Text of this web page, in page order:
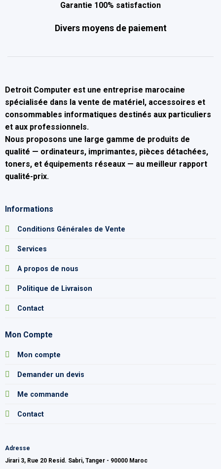
Garantie 100% satisfaction
Divers moyens de paiement
Detroit Computer est une entreprise marocaine
spécialisée dans la vente de matériel, accessoires et
consommables informatiques destinés aux particuliers
et aux professionnels.
Nous proposons une large gamme de produits de
qualité — ordinateurs, imprimantes, pièces détachées,
toners, et équipements réseaux — au meilleur rapport
qualité-prix.
Informations
Conditions Générales de Vente
Services
A propos de nous
Politique de Livraison
Contact
Mon Compte
Mon compte
Demander un devis
Me commande
Contact
Adresse
Jirari 3, Rue 20 Resid. Sabri, Tanger - 90000 Maroc